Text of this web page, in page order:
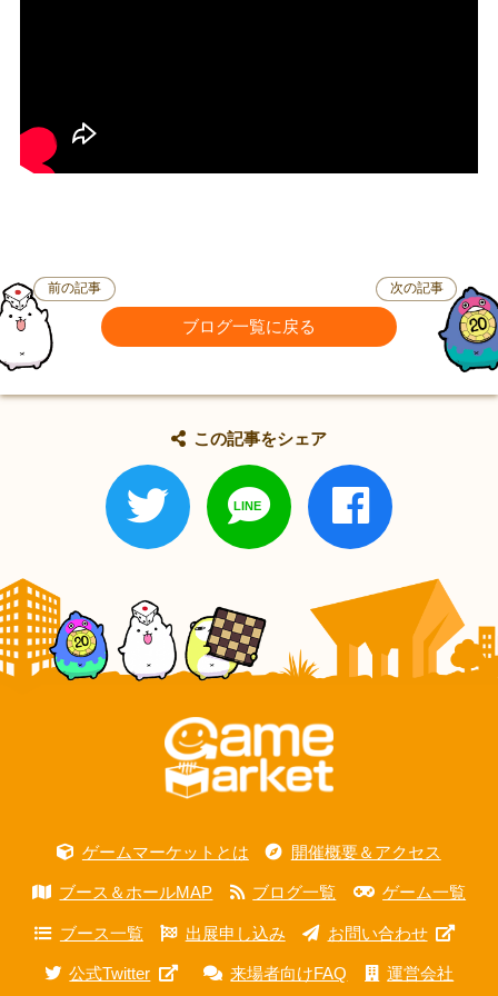
前の記事
ブログ一覧に戻る
次の記事
この記事をシェア
ゲームマーケットとは 開催概要＆アクセス
ブース＆ホールMAP ブログ一覧 ゲーム一覧
ブース一覧 出展申し込み お問い合わせ
公式Twitter 来場者向けFAQ 運営会社